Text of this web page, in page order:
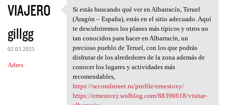
VIAJERO
gillgg
02.03.2025
Adres
Si estás buscando qué ver en
Si estás buscando qué ver en Albarracín, Teruel
(Aragón – España), estás en el sitio adecuado. Aquí
te descubriremos los planes más típicos y otros no
tan conocidos para hacer en Albarracín, un
precioso pueblo de Teruel, con los que podrás
disfrutar de los alrededores de la zona además de
conocer los lugares y actividades más
recomendables,
https://secondstreet.ru/profile/ernestoxy/
https://ernestoxy.widblog.com/88396618/visitar-